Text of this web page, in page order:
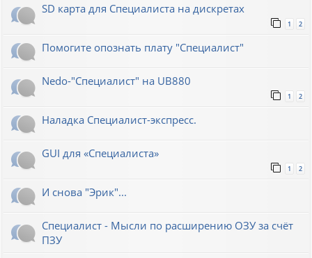
SD карта для Cпециалиста на дискретах
1 2
Помогите опознать плату "Специалист"
Nedo-"Специалист" на UB880
1 2
Наладка Специалист-экспресс.
GUI для «Специалиста»
1 2
И снова "Эрик"...
Специалист - Мысли по расширению ОЗУ за счёт
ПЗУ